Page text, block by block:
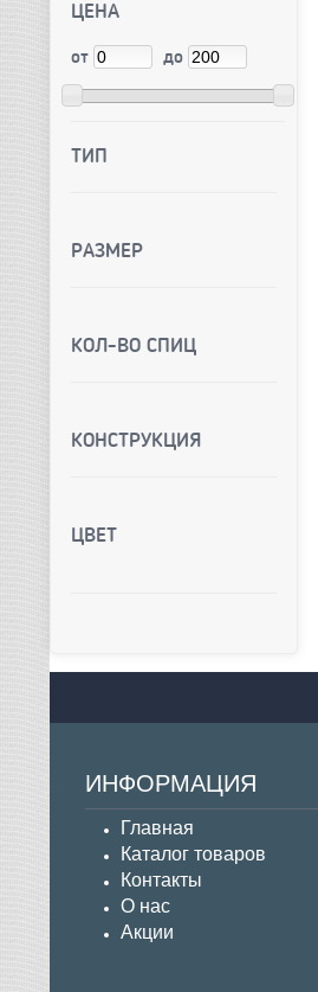
ЦЕНА
от до
ТИП
РАЗМЕР
КОЛ-ВО СПИЦ
КОНСТРУКЦИЯ
ЦВЕТ
ИНФОРМАЦИЯ
Главная
Каталог товаров
Контакты
О нас
Акции